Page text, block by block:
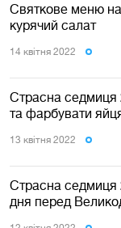
Святкове меню
курячий салат
14 квiтня 2022
Страсна седмиця
та фарбувати
13 квiтня 2022
Страсна седмиця
дня перед